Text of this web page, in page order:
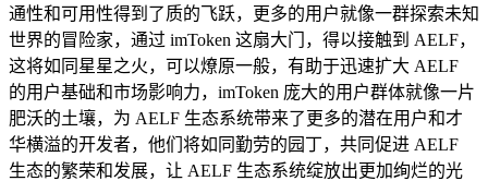
通性和可用性得到了质的飞跃，更多的用户就像一群探索未知
世界的冒险家，通过 imToken 这扇大门，得以接触到 AELF，
这将如同星星之火，可以燎原一般，有助于迅速扩大 AELF
的用户基础和市场影响力，imToken 庞大的用户群体就像一片
肥沃的土壤，为 AELF 生态系统带来了更多的潜在用户和才
华横溢的开发者，他们将如同勤劳的园丁，共同促进 AELF
生态的繁荣和发展，让 AELF 生态系统绽放出更加绚烂的光